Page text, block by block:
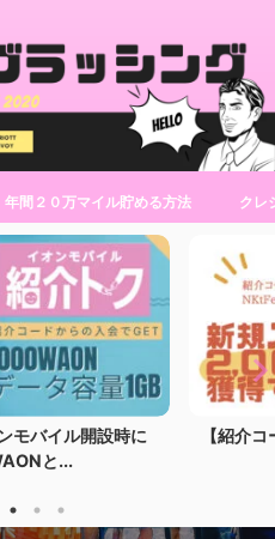
年間２０万マイル貯める方法 クレ
ピーの紹介コードで
2,000...
【紹介